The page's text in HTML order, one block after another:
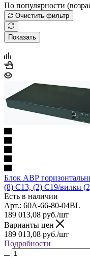
По популярности
Очистить фильтр
Показать
Блок АВР
(8) C13, (2) C19/вилки
Есть в наличии
Арт.: 60A-66-80-04BL
189 013,08 руб./шт
Варианты цен
189 013,08 руб./шт
Подробности